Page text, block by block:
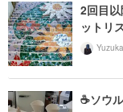
2回目
ットリ
Yuzuka
☕ソウ